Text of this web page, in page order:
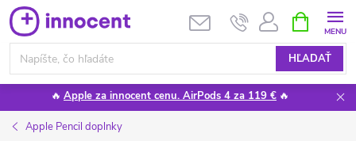
Prejsť
na
obsah
HĽADAŤ
KOŠÍK
🔥 Apple za innocent cenu. AirPods 4 za 119 € 🔥
Apple Pencil doplnky